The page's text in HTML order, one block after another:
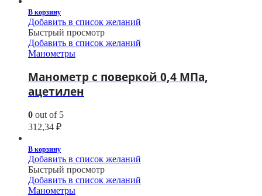
В корзину
Добавить в список желаний
Быстрый просмотр
Добавить в список желаний
Манометры
Манометр с поверкой 0,4 МПа,
ацетилен
0 out of 5
312,34 ₽
В корзину
Добавить в список желаний
Быстрый просмотр
Добавить в список желаний
Манометры